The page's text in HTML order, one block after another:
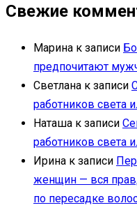
Свежие
Марина к записи
предпочитают
Светлана к записи
работников света
Наташа к записи
работников света
Ирина к записи
женщин — вся
по пересадке